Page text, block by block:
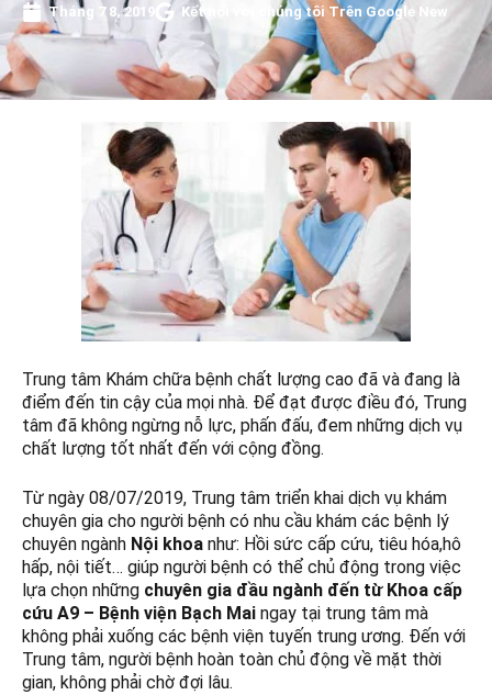
Tháng 7 8, 2019 Kết nối với chúng tôi Trên Google New
Trung tâm Khám chữa bệnh chất lượng cao đã và đang là
điểm đến tin cậy của mọi nhà. Để đạt được điều đó, Trung
tâm đã không ngừng nỗ lực, phấn đấu, đem những dịch vụ
chất lượng tốt nhất đến với cộng đồng.
Từ ngày 08/07/2019, Trung tâm triển khai dịch vụ khám
chuyên gia cho người bệnh có nhu cầu khám các bệnh lý
chuyên ngành Nội khoa như: Hồi sức cấp cứu, tiêu hóa,hô
hấp, nội tiết… giúp người bệnh có thể chủ động trong việc
lựa chọn những chuyên gia đầu ngành đến từ Khoa cấp
cứu A9 – Bệnh viện Bạch Mai ngay tại trung tâm mà
không phải xuống các bệnh viện tuyến trung ương. Đến với
Trung tâm, người bệnh hoàn toàn chủ động về mặt thời
gian, không phải chờ đợi lâu.